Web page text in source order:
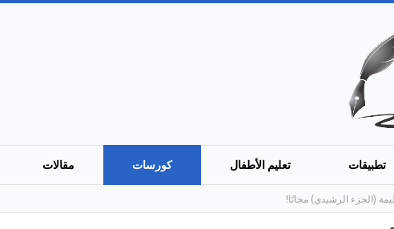
تطبيقات تعليم الأطفال كورسات مقالات